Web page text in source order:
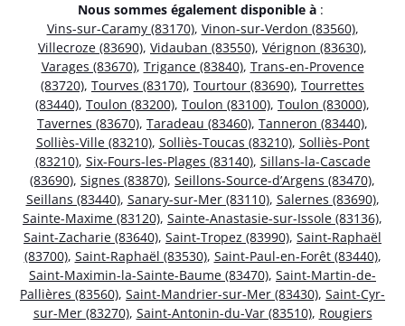
Nous sommes également disponible à :
Vins-sur-Caramy (83170), Vinon-sur-Verdon (83560),
Villecroze (83690), Vidauban (83550), Vérignon (83630),
Varages (83670), Trigance (83840), Trans-en-Provence
(83720), Tourves (83170), Tourtour (83690), Tourrettes
(83440), Toulon (83200), Toulon (83100), Toulon (83000),
Tavernes (83670), Taradeau (83460), Tanneron (83440),
Solliès-Ville (83210), Solliès-Toucas (83210), Solliès-Pont
(83210), Six-Fours-les-Plages (83140), Sillans-la-Cascade
(83690), Signes (83870), Seillons-Source-d’Argens (83470),
Seillans (83440), Sanary-sur-Mer (83110), Salernes (83690),
Sainte-Maxime (83120), Sainte-Anastasie-sur-Issole (83136),
Saint-Zacharie (83640), Saint-Tropez (83990), Saint-Raphaël
(83700), Saint-Raphaël (83530), Saint-Paul-en-Forêt (83440),
Saint-Maximin-la-Sainte-Baume (83470), Saint-Martin-de-
Pallières (83560), Saint-Mandrier-sur-Mer (83430), Saint-Cyr-
sur-Mer (83270), Saint-Antonin-du-Var (83510), Rougiers